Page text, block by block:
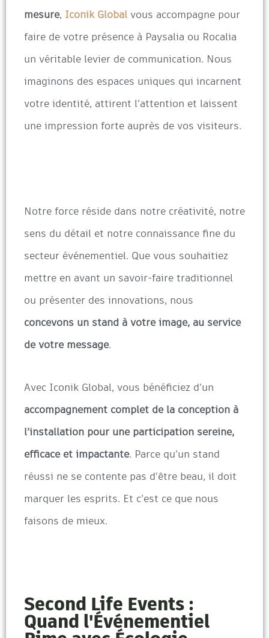
mesure, Iconik Global vous accompagne pour
faire de votre présence à Paysalia ou Rocalia
un véritable levier de communication. Nous
imaginons des espaces uniques qui incarnent
votre identité, attirent l’attention et laissent
une impression forte auprès de vos visiteurs.
Notre force réside dans notre créativité, notre
sens du détail et notre connaissance fine du
secteur événementiel. Que vous souhaitiez
mettre en avant un savoir-faire traditionnel
ou présenter des innovations, nous
concevons un stand à votre image, au service
de votre message.
Avec Iconik Global, vous bénéficiez d’un
accompagnement complet de la conception à
l’installation pour une participation sereine,
efficace et impactante. Parce qu’un stand
réussi ne se contente pas d’être beau, il doit
marquer les esprits. Et c’est ce que nous
faisons de mieux.
Second Life Events :
Quand l'Événementiel